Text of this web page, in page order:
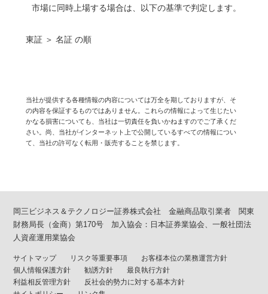
市場に同時上場する場合は、以下の基準で判定します。
東証 ＞ 名証 の順
当社が提供する各種情報の内容については万全を期しておりますが、そ
の内容を保証するものではありません。これらの情報によって生じたい
かなる損害についても、当社は一切責任を負いかねますのでご了承くだ
さい。尚、当社がインターネット上で公開しているすべての情報につい
て、当社の許可なく転用・販売することを禁じます。
岡三ビジネス＆テクノロジー証券株式会社 金融商品取引業者 関東
財務局長（金商）第170号 加入協会：日本証券業協会、一般社団法
人資産運用業協会
サイトマップ リスク等重要事項
お客様本位の業務運営方針
個人情報保護方針
勧誘方針
最良執行方針
利益相反管理方針
反社会的勢力に対する基本方針